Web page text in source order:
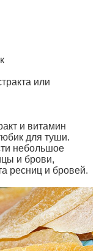
или
и витамин
для туши.
небольшое
и брови,
ресниц и бровей.